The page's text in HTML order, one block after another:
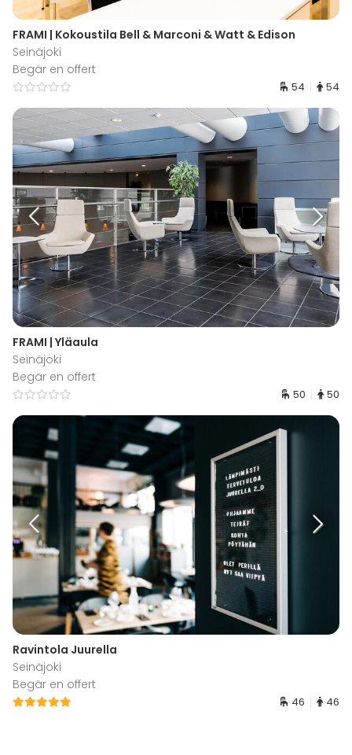
FRAMI | Kokoustila Bell & Marconi & Watt & Edison
Seinäjoki
Begär en offert
54 54
FRAMI | Yläaula
Seinäjoki
Begär en offert
50 50
Ravintola Juurella
Seinäjoki
Begär en offert
46 46